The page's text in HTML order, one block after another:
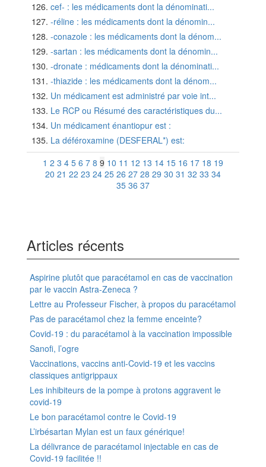
cef- : les médicaments dont la dénominati...
-réline : les médicaments dont la dénomin...
-conazole : les médicaments dont la dénom...
-sartan : les médicaments dont la dénomin...
-dronate : médicaments dont la dénominati...
-thiazide : les médicaments dont la dénom...
Un médicament est administré par voie int...
Le RCP ou Résumé des caractéristiques du...
Un médicament énantiopur est :
La déféroxamine (DESFERAL*) est:
1 2 3 4 5 6 7 8 9 10 11 12 13 14 15 16 17 18 19
20 21 22 23 24 25 26 27 28 29 30 31 32 33 34
35 36 37
Articles récents
Aspirine plutôt que paracétamol en cas de vaccination
par le vaccin Astra-Zeneca ?
Lettre au Professeur Fischer, à propos du paracétamol
Pas de paracétamol chez la femme enceinte?
Covid-19 : du paracétamol à la vaccination impossible
Sanofi, l’ogre
Vaccinations, vaccins anti-Covid-19 et les vaccins
classiques antigrippaux
Les inhibiteurs de la pompe à protons aggravent le
covid-19
Le bon paracétamol contre le Covid-19
L’irbésartan Mylan est un faux générique!
La délivrance de paracétamol injectable en cas de
Covid-19 facilitée !!